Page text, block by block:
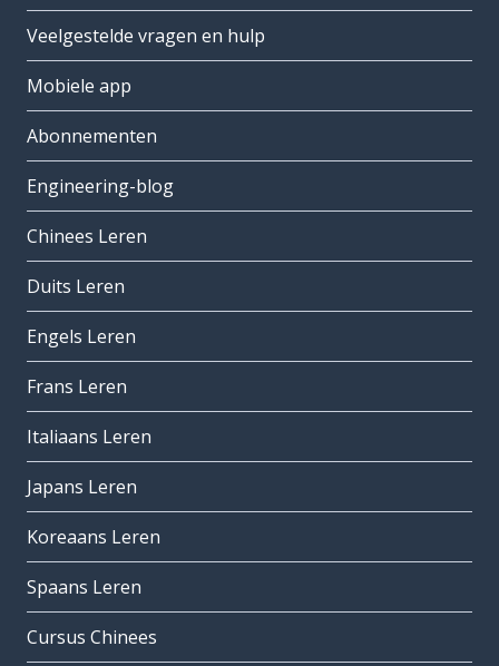
Veelgestelde vragen en hulp
Mobiele app
Abonnementen
Engineering-blog
Chinees Leren
Duits Leren
Engels Leren
Frans Leren
Italiaans Leren
Japans Leren
Koreaans Leren
Spaans Leren
Cursus Chinees